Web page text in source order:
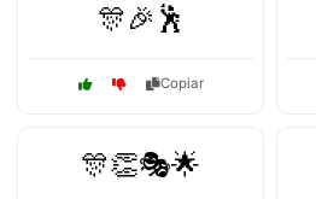
🎊🎉🕺
Copiar
🎊👏🎭🌟